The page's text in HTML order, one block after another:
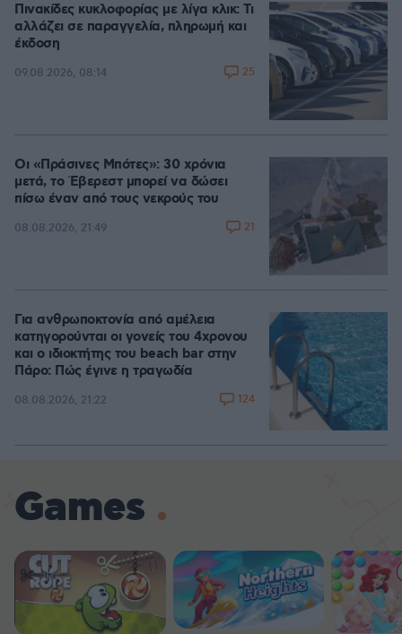
Πινακίδες κυκλοφορίας με λίγα κλικ: Τι
αλλάζει σε παραγγελία, πληρωμή και
έκδοση
09.08.2026, 08:14 25
Οι «Πράσινες Μπότες»: 30 χρόνια
μετά, το Έβερεστ μπορεί να δώσει
πίσω έναν από τους νεκρούς του
08.08.2026, 21:49 21
Για ανθρωποκτονία από αμέλεια
κατηγορούνται οι γονείς του 4χρονου
και ο ιδιοκτήτης του beach bar στην
Πάρο: Πώς έγινε η τραγωδία
08.08.2026, 21:22 124
Games